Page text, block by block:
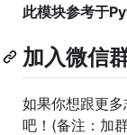
此模块参考于
加入微信
如果你想跟更
吧！(备注：加